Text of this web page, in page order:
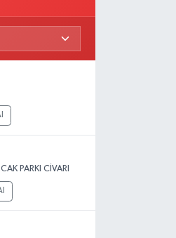
PARKI CİVARI